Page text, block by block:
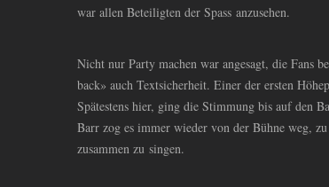
war allen Beteiligten der Spass anzusehen.
Nicht nur Party machen war angesagt, die Fans
back» auch Textsicherheit. Einer der ersten
Spätestens hier, ging die Stimmung bis auf den
Barr zog es immer wieder von der Bühne weg,
zusammen zu singen.